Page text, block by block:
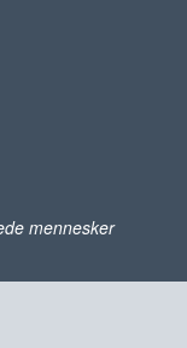
mennesker